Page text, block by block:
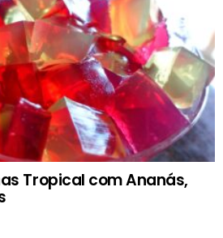
Tropical com Ananás,